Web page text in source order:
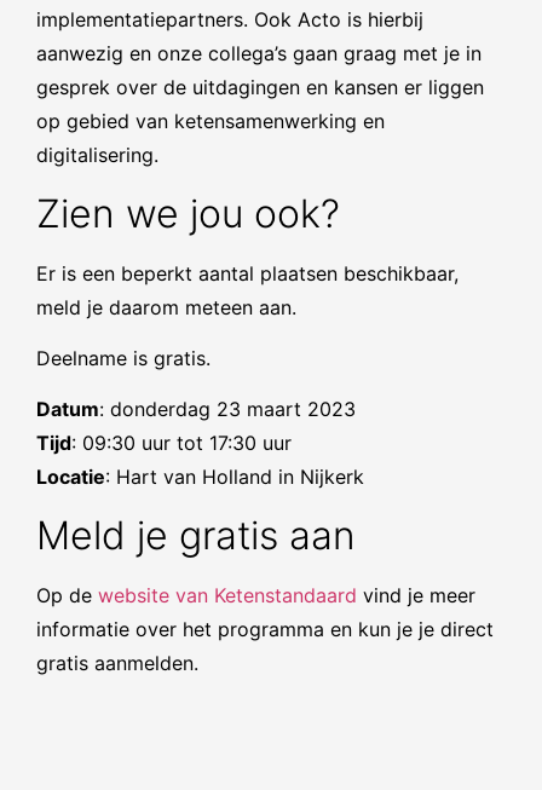
implementatiepartners. Ook Acto is hierbij
aanwezig en onze collega’s gaan graag met je in
gesprek over de uitdagingen en kansen er liggen
op gebied van ketensamenwerking en
digitalisering.
Zien we jou ook?
Er is een beperkt aantal plaatsen beschikbaar,
meld je daarom meteen aan.
Deelname is gratis.
Datum: donderdag 23 maart 2023
Tijd: 09:30 uur tot 17:30 uur
Locatie: Hart van Holland in Nijkerk
Meld je gratis aan
Op de website van Ketenstandaard vind je meer
informatie over het programma en kun je je direct
gratis aanmelden.